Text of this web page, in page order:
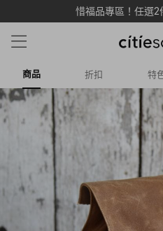
惜福品專區！任選2
商品 折扣 特